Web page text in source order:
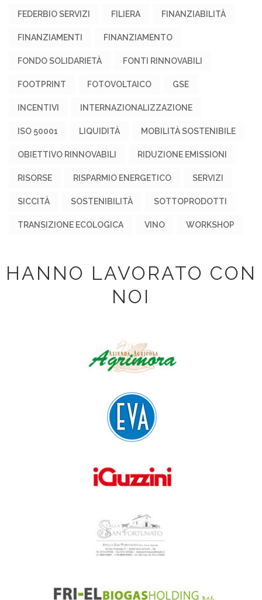
FEDERBIO SERVIZI FILIERA FINANZIABILITÀ
FINANZIAMENTI FINANZIAMENTO
FONDO SOLIDARIETÀ FONTI RINNOVABILI
FOOTPRINT FOTOVOLTAICO GSE
INCENTIVI INTERNAZIONALIZZAZIONE
ISO 50001 LIQUIDITÀ MOBILITÀ SOSTENIBILE
OBIETTIVO RINNOVABILI RIDUZIONE EMISSIONI
RISORSE RISPARMIO ENERGETICO SERVIZI
SICCITÀ SOSTENIBILITÀ SOTTOPRODOTTI
TRANSIZIONE ECOLOGICA VINO WORKSHOP
HANNO LAVORATO CON
NOI